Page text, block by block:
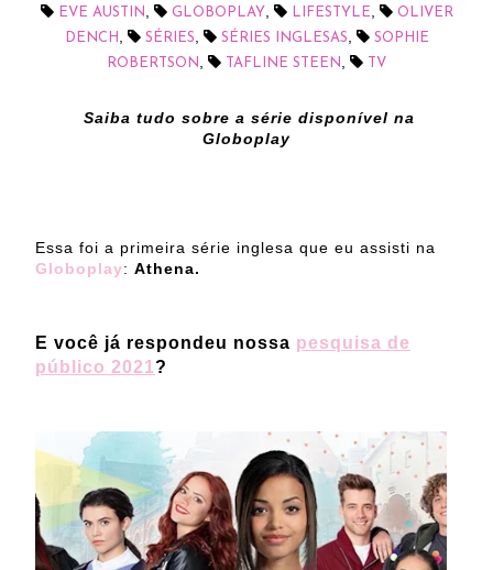
EVE AUSTIN, GLOBOPLAY, LIFESTYLE,
OLIVER
DENCH , SÉRIES, SÉRIES INGLESAS,
SOPHIE
ROBERTSON, TAFLINE STEEN, TV
Saiba tudo sobre a série disponível na
Globoplay
Essa foi a primeira série inglesa que eu assisti na
Globoplay: Athena.
E você já respondeu nossa pesquisa de
público 2021?